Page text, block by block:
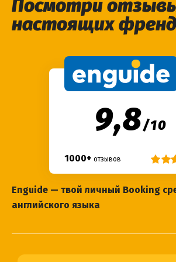
Свободных мест
Записаться
Френд-тичер
Дата старта
Расписание
Посмотри
настоящих
9,8/10
1000+ отзывов
Enguide — твой личный Booking
английского языка